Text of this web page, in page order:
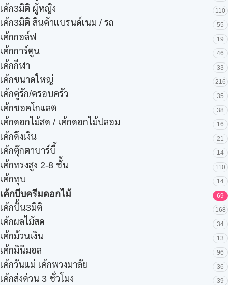
เค้ก3มิติ ผู้หญิง 110
เค้ก3มิติ สินค้าแบรนด์เนม / รถ 55
เค้กกอล์ฟ 19
เค้กการ์ตูน 46
เค้กกีฬา 33
เค้กขนาดใหญ่ 216
เค้กคู่รัก/ครอบครัว 35
เค้กชอคโกแลต 38
เค้กดอกไม้สด / เค้กดอกไม้ปลอม 16
เค้กดึงเงิน 21
เค้กตุ๊กตาบาร์บี้ 14
เค้กทรงสูง 2-8 ชั้น 110
เค้กทุบ 14
เค้กบีบครีมดอกไม้ 69
เค้กปั้น3มิติ 168
เค้กผลไม้สด 34
เค้กม้วนเงิน 13
เค้กมินิมอล 96
เค้กวันแม่ เค้กพวงมาลัย 36
เค้กส่งด่วน 3 ชั่วโมง 39